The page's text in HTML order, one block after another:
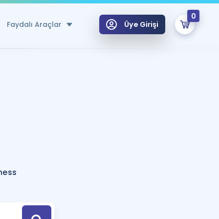
Faydalı Araçlar
Hesaplama Aracı
için Öneriler
Tek Takvimde
Üye Girişi
0
Hoca ile seni sınava hazırlayacak onlarca eğitim seni bekliyor!